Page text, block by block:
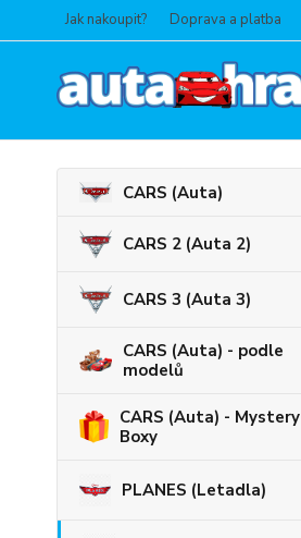
Jak nakoupit? Doprava a platba
CARS (Auta)
CARS 2 (Auta 2)
CARS 3 (Auta 3)
CARS (Auta) - podle
modelů
CARS (Auta) - Mystery
Boxy
PLANES (Letadla)